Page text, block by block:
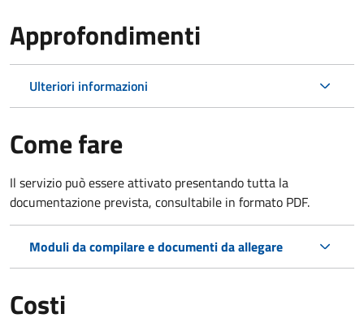
Approfondimenti
Ulteriori informazioni
Come fare
Il servizio può essere attivato presentando tutta la
documentazione prevista, consultabile in formato PDF.
Moduli da compilare e documenti da allegare
Costi